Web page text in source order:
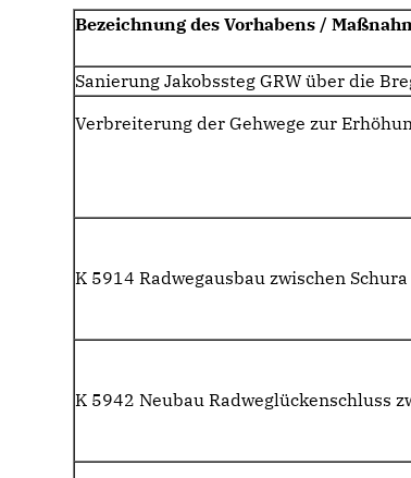
Bezeichnung des Vorhabens /
Sanierung Jakobssteg GRW über die
Verbreiterung der Gehwege zur
K 5914 Radwegausbau zwischen
K 5942 Neubau Radweglückenschluss